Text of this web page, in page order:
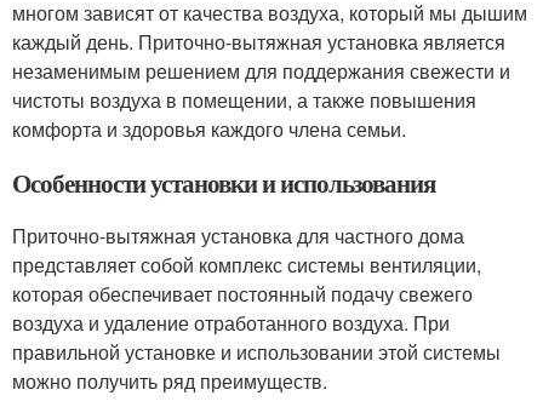
многом зависят от качества воздуха, который мы дышим
каждый день. Приточно-вытяжная установка является
незаменимым решением для поддержания свежести и
чистоты воздуха в помещении, а также повышения
комфорта и здоровья каждого члена семьи.
Особенности установки и использования
Приточно-вытяжная установка для частного дома
представляет собой комплекс системы вентиляции,
которая обеспечивает постоянный подачу свежего
воздуха и удаление отработанного воздуха. При
правильной установке и использовании этой системы
можно получить ряд преимуществ.